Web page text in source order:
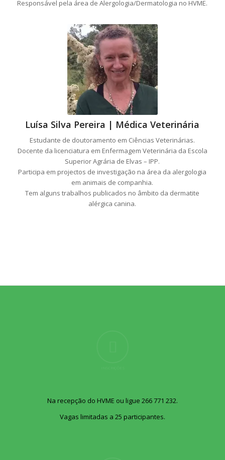
Responsável pela área de Alergologia/Dermatologia no HVME.
Luísa Silva Pereira | Médica Veterinária
Estudante de doutoramento em Ciências Veterinárias.
Docente da licenciatura em Enfermagem Veterinária da Escola
Superior Agrária de Elvas – IPP.
Participa em projectos de investigação na área da alergologia
em animais de companhia.
Tem alguns trabalhos publicados no âmbito da dermatite
alérgica canina.
Na recepção do HVME ou ligue 266 771 232.
Vagas limitadas a 25 participantes.